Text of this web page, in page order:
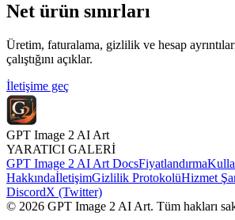
Net ürün sınırları
Üretim, faturalama, gizlilik ve hesap
çalıştığını açıklar.
İletişime geç
GPT Image 2 AI Art
YARATICI GALERİ
GPT Image 2 AI Art DocsFiyatlandırma
HakkındaİletişimGizlilik ProtokolüHizmet
DiscordX (Twitter)
© 2026 GPT Image 2 AI Art. Tüm hakları